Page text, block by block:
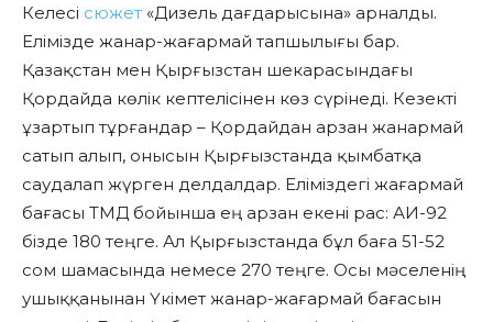
Келесі сюжет «Дизель дағдарысына» арналды.
Елімізде жанар-жағармай тапшылығы бар.
Қазақстан мен Қырғызстан шекарасындағы
Қордайда көлік кептелісінен көз сүрінеді. Кезекті
ұзартып тұрғандар – Қордайдан арзан жанармай
сатып алып, онысын Қырғызстанда қымбатқа
саудалап жүрген делдалдар. Еліміздегі жағармай
бағасы ТМД бойынша ең арзан екені рас: АИ-92
бізде 180 теңге. Ал Қырғызстанда бұл баға 51-52
сом шамасында немесе 270 теңге. Осы мәселенің
ушыққанынан Үкімет жанар-жағармай бағасын